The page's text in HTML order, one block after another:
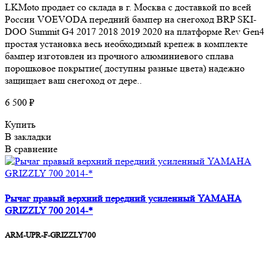
LKMoto продает со склада в г. Москва с доставкой по всей
России VOEVODA передний бампер на снегоход BRP SKI-
DOO Summit G4 2017 2018 2019 2020 на платформе Rev Gen4
простая установка весь необходимый крепеж в комплекте
бампер изготовлен из прочного алюминиевого сплава
порошковое покрытие( доступны разные цвета) надежно
защищает ваш снегоход от дере..
6 500 ₽
Купить
В закладки
В сравнение
Рычаг правый верхний передний усиленный YAMAHA
GRIZZLY 700 2014-*
ARM-UPR-F-GRIZZLY700